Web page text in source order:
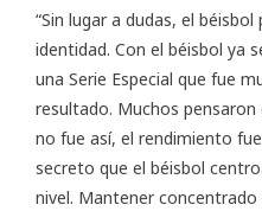
“Sin lugar a dudas, el
identidad. Con el béisbol ya
una Serie Especial que fue
resultado. Muchos
no fue así, el rendimiento
secreto que el béisbol
nivel. Mantener